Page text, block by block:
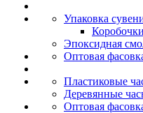
Упаковка
Эпоксидная
Оптовая
Пластиковые
Деревянные
Оптовая